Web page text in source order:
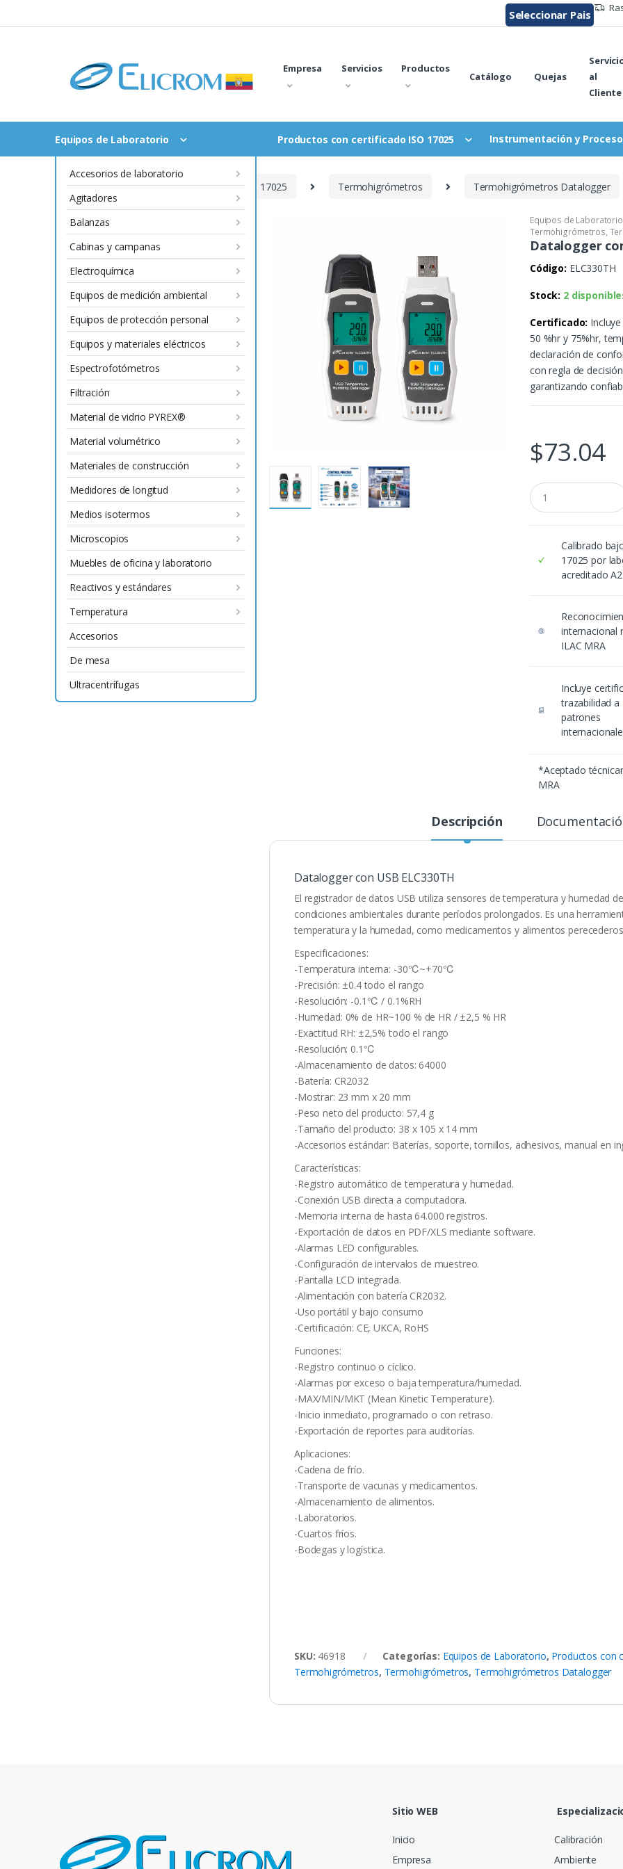
al
Seleccionar Pais
Empresa Servicios Productos
Catálogo Quejas
al
Cliente
Equipos de Laboratorio
Accesorios de laboratorio
Agitadores
Balanzas
Cabinas y campanas
Electroquímica
Equipos de medición ambiental
Equipos de protección personal
Equipos y materiales eléctricos
Espectrofotómetros
Filtración
Material de vidrio PYREX®
Material volumétrico
Materiales de construcción
Medidores de longitud
Medios isotermos
Microscopios
Muebles de oficina y laboratorio
Reactivos y estándares
Temperatura
Accesorios
De mesa
Ultracentrífugas
Productos con certificado ISO 17025 Instrumentación y
Inicio Productos con certificado ISO 17025 Termohigrómetros Termohigrómetros Datalogger
Equipos de Laboratorio
Termohigrómetros,
Datalogger
Código: ELC330TH
Stock: 2
Certificado:
50 %hr y 75%hr,
declaración de
con regla de
garantizando
$73.04
C
a
n
Calibrado
17025 por
acreditado
internacional
ILAC MRA
Incluye
trazabilidad a
patrones
*Aceptado
MRA
Descripción
Datalogger con USB ELC330TH
El registrador de datos USB utiliza sensores de temperatura y humedad
condiciones ambientales durante períodos prolongados. Es una
temperatura y la humedad, como medicamentos y alimentos
Especificaciones:
-Temperatura interna: -30℃~+70℃
-Precisión: ±0.4 todo el rango
-Resolución: -0.1℃ / 0.1%RH
-Humedad: 0% de HR~100 % de HR / ±2,5 % HR
-Exactitud RH: ±2,5% todo el rango
-Resolución: 0.1℃
-Almacenamiento de datos: 64000
-Batería: CR2032
-Mostrar: 23 mm x 20 mm
-Peso neto del producto: 57,4 g
-Tamaño del producto: 38 x 105 x 14 mm
-Accesorios estándar: Baterías, soporte, tornillos, adhesivos, manual en
Características:
-Registro automático de temperatura y humedad.
-Conexión USB directa a computadora.
-Memoria interna de hasta 64.000 registros.
-Exportación de datos en PDF/XLS mediante software.
-Alarmas LED configurables.
-Configuración de intervalos de muestreo.
-Pantalla LCD integrada.
-Alimentación con batería CR2032.
-Uso portátil y bajo consumo
-Certificación: CE, UKCA, RoHS
Funciones:
-Registro continuo o cíclico.
-Alarmas por exceso o baja temperatura/humedad.
-MAX/MIN/MKT (Mean Kinetic Temperature).
-Inicio inmediato, programado o con retraso.
-Exportación de reportes para auditorías.
Aplicaciones:
-Cadena de frío.
-Transporte de vacunas y medicamentos.
-Almacenamiento de alimentos.
-Laboratorios.
-Cuartos fríos.
-Bodegas y logística.
SKU: 46918 Categorías: Equipos de Laboratorio, Productos con
Termohigrómetros, Termohigrómetros, Termohigrómetros Datalogger
Sitio WEB
Inicio
Empresa
Calibración
Ambiente